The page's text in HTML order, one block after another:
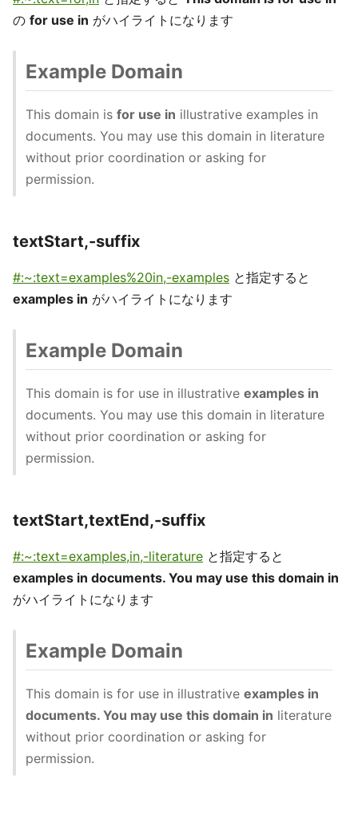
の for use in がハイライトになります
Example Domain
This domain is for use in illustrative examples in
documents. You may use this domain in literature
without prior coordination or asking for
permission.
textStart,-suffix
#:~:text=examples%20in,-examples と指定すると
examples in がハイライトになります
Example Domain
This domain is for use in illustrative examples in
documents. You may use this domain in literature
without prior coordination or asking for
permission.
textStart,textEnd,-suffix
#:~:text=examples,in,-literature と指定すると
examples in documents. You may use this domain in
がハイライトになります
Example Domain
This domain is for use in illustrative examples in
documents. You may use this domain in literature
without prior coordination or asking for
permission.